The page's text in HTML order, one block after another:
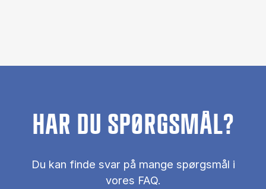
HAR DU SPØRGSMÅL?
Du kan finde svar på mange spørgsmål i
vores FAQ.